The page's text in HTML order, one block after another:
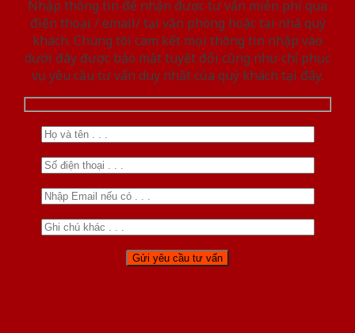
Nhập thông tin để nhận được tư vấn miễn phí qua
điện thoại / email/ tại văn phòng hoặc tại nhà quý
khách. Chúng tôi cam kết mọi thông tin nhập vào
dưới đây được bảo mật tuyệt đối cũng như chỉ phục
vụ yêu cầu tư vấn duy nhất của quý khách tại đây.